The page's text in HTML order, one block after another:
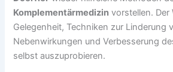
Komplementärmedizin vorstellen.
Gelegenheit, Techniken zur Linderung
Nebenwirkungen und Verbesserung
selbst auszuprobieren.